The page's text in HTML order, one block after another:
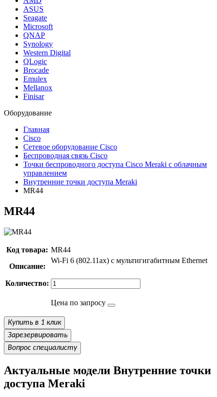
ASUS
Seagate
Microsoft
QNAP
Synology
Western Digital
QLogic
Brocade
Emulex
Mellanox
Finisar
Оборудование
Главная
Cisco
Сетевое оборудование Cisco
Беспроводная связь Cisco
Точки беспроводного доступа Cisco Meraki с облачным
управлением
Внутренние точки доступа Meraki
MR44
MR44
Код товара: MR44
Описание:
Wi-Fi 6 (802.11ax) с мультигигабитным Ethernet
Количество:
Цена по запросу
Купить в 1 клик
Зарезервировать
Вопрос специалисту
Актуальные модели Внутренние точки
доступа Meraki